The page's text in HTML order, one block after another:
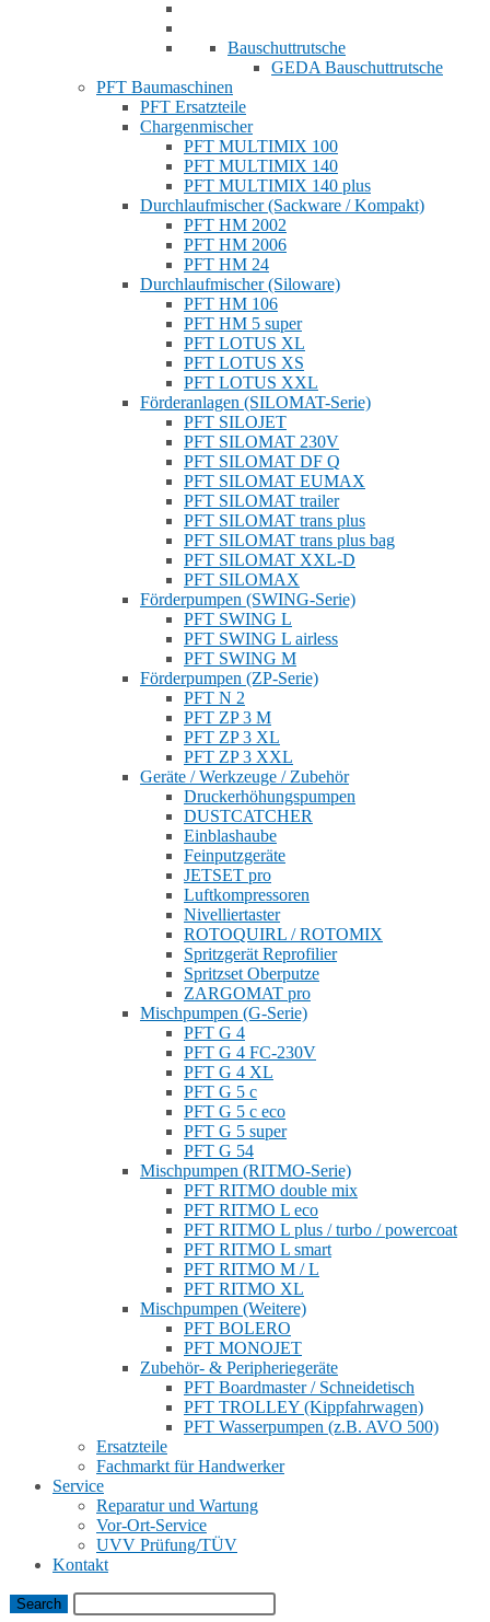
Bauschuttrutsche
GEDA Bauschuttrutsche
PFT Baumaschinen
PFT Ersatzteile
Chargenmischer
PFT MULTIMIX 100
PFT MULTIMIX 140
PFT MULTIMIX 140 plus
Durchlaufmischer (Sackware / Kompakt)
PFT HM 2002
PFT HM 2006
PFT HM 24
Durchlaufmischer (Siloware)
PFT HM 106
PFT HM 5 super
PFT LOTUS XL
PFT LOTUS XS
PFT LOTUS XXL
Förderanlagen (SILOMAT-Serie)
PFT SILOJET
PFT SILOMAT 230V
PFT SILOMAT DF Q
PFT SILOMAT EUMAX
PFT SILOMAT trailer
PFT SILOMAT trans plus
PFT SILOMAT trans plus bag
PFT SILOMAT XXL-D
PFT SILOMAX
Förderpumpen (SWING-Serie)
PFT SWING L
PFT SWING L airless
PFT SWING M
Förderpumpen (ZP-Serie)
PFT N 2
PFT ZP 3 M
PFT ZP 3 XL
PFT ZP 3 XXL
Geräte / Werkzeuge / Zubehör
Druckerhöhungspumpen
DUSTCATCHER
Einblashaube
Feinputzgeräte
JETSET pro
Luftkompressoren
Nivelliertaster
ROTOQUIRL / ROTOMIX
Spritzgerät Reprofilier
Spritzset Oberputze
ZARGOMAT pro
Mischpumpen (G-Serie)
PFT G 4
PFT G 4 FC-230V
PFT G 4 XL
PFT G 5 c
PFT G 5 c eco
PFT G 5 super
PFT G 54
Mischpumpen (RITMO-Serie)
PFT RITMO double mix
PFT RITMO L eco
PFT RITMO L plus / turbo / powercoat
PFT RITMO L smart
PFT RITMO M / L
PFT RITMO XL
Mischpumpen (Weitere)
PFT BOLERO
PFT MONOJET
Zubehör- & Peripheriegeräte
PFT Boardmaster / Schneidetisch
PFT TROLLEY (Kippfahrwagen)
PFT Wasserpumpen (z.B. AVO 500)
Ersatzteile
Fachmarkt für Handwerker
Service
Reparatur und Wartung
Vor-Ort-Service
UVV Prüfung/TÜV
Kontakt